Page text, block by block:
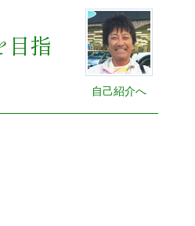
自己紹介へ
目指